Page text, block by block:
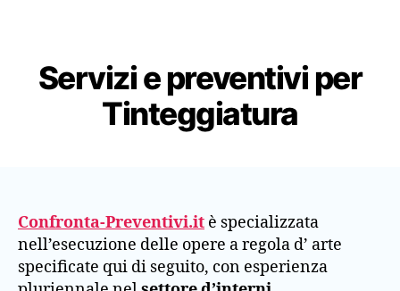
Servizi e preventivi per
Tinteggiatura
Confronta-Preventivi.it è specializzata
nell’esecuzione delle opere a regola d’ arte
specificate qui di seguito, con esperienza